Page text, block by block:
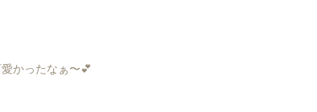
かったなぁ〜💕